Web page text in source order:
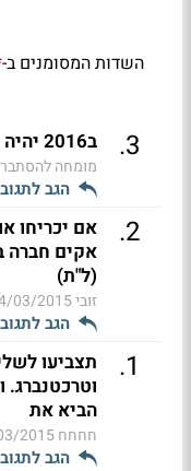
השדות המסומנים ב-
3
. ב2016 יהיה שוב בחירות (ל"ת)
מומחה
הגב
2
.
אם יכריחו
אקים חברה
(ל"ת)
זובי03/2015 20:36
הגב
1
.
תצביעו
וטרכטנברג.
הביא את
חחחח20:22
הגב